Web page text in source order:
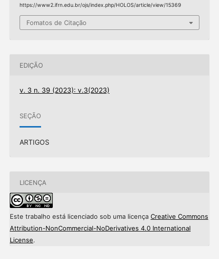
https://www2.ifrn.edu.br/ojs/index.php/HOLOS/article/view/15369
Fomatos de Citação
EDIÇÃO
v. 3 n. 39 (2023): v.3(2023)
SEÇÃO
ARTIGOS
LICENÇA
Este trabalho está licenciado sob uma licença Creative Commons
Attribution-NonCommercial-NoDerivatives 4.0 International
License.